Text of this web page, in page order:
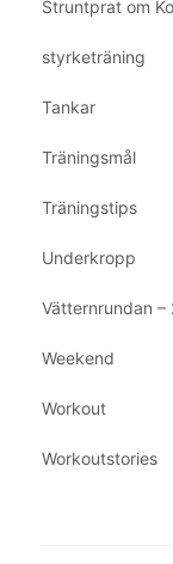
Struntprat om
styrketräning
Tankar
Träningsmål
Träningstips
Underkropp
Vätternrundan –
Weekend
Workout
Workoutstories